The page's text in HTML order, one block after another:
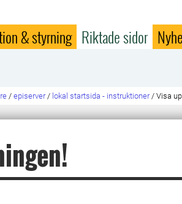
& styrning Riktade sidor
/ episerver / lokal startsida - instruktioner / Visa